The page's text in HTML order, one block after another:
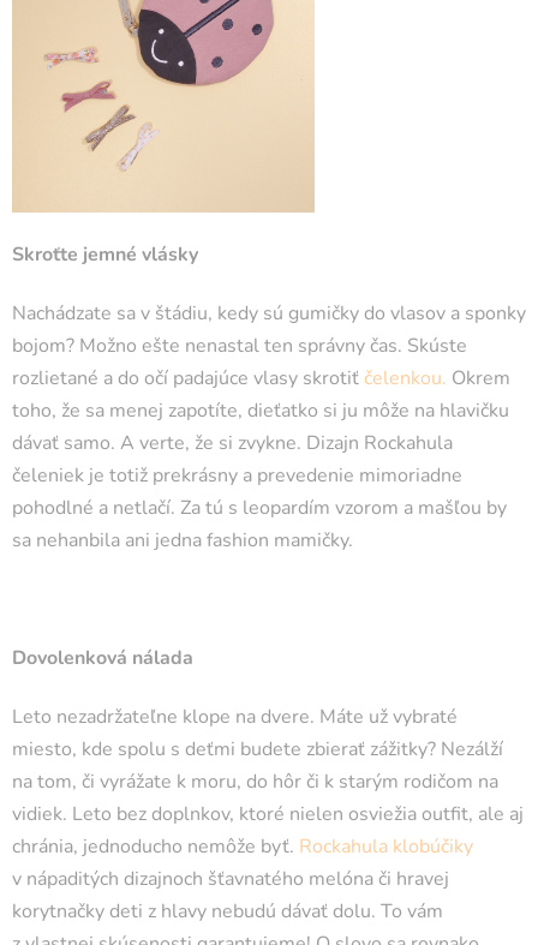
Skroťte jemné vlásky
Nachádzate sa v štádiu, kedy sú gumičky do vlasov a sponky
bojom? Možno ešte nenastal ten správny čas. Skúste
rozlietané a do očí padajúce vlasy skrotiť čelenkou. Okrem
toho, že sa menej zapotíte, dieťatko si ju môže na hlavičku
dávať samo. A verte, že si zvykne. Dizajn Rockahula
čeleniek je totiž prekrásny a prevedenie mimoriadne
pohodlné a netlačí. Za tú s leopardím vzorom a mašľou by
sa nehanbila ani jedna fashion mamičky.
Dovolenková nálada
Leto nezadržateľne klope na dvere. Máte už vybraté
miesto, kde spolu s deťmi budete zbierať zážitky? Nezálží
na tom, či vyrážate k moru, do hôr či k starým rodičom na
vidiek. Leto bez doplnkov, ktoré nielen osviežia outfit, ale aj
chránia, jednoducho nemôže byť. Rockahula klobúčiky
v nápaditých dizajnoch šťavnatého melóna či hravej
korytnačky deti z hlavy nebudú dávať dolu. To vám